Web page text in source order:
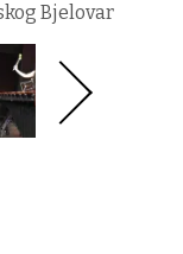
Bjelovar